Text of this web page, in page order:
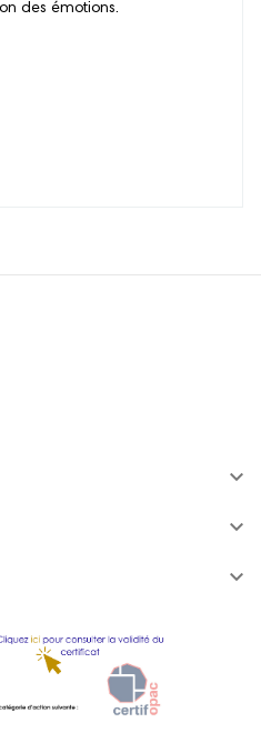
des émotions.


